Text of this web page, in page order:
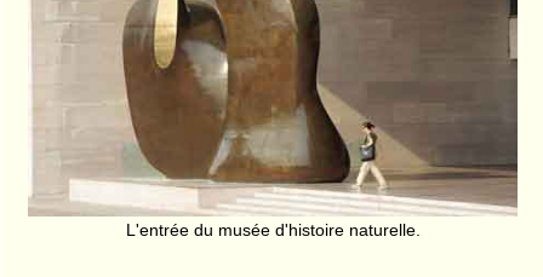
L'entrée du musée d'histoire naturelle.